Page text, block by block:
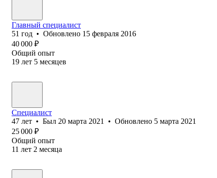
Главный специалист
51 год • Обновлено 15 февраля 2016
40 000 ₽
Общий опыт
19 лет 5 месяцев
Специалист
47 лет • Был 20 марта 2021 • Обновлено 5 марта 2021
25 000 ₽
Общий опыт
11 лет 2 месяца